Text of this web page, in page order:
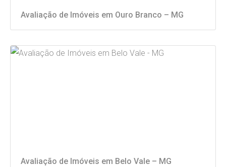
Avaliação de Imóveis em Ouro Branco – MG
Avaliação de Imóveis em Belo Vale – MG